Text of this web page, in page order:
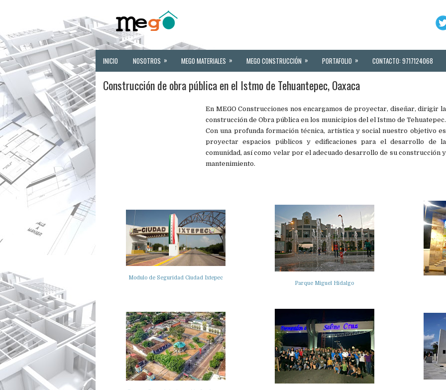
INICIO NOSOTROS » MEGO MATERIALES » MEGO CONSTRUCCIÓN » PORTAFOLIO » CONTACTO: 9717124068
Construcción de obra pública en el Istmo de Tehuantepec, Oaxaca
En MEGO Construcciones nos encargamos de proyectar, diseñar, dirigir la
construcción de Obra pública en los municipios del el Istmo de Tehuatepec.
Con una profunda formación técnica, artística y social nuestro objetivo es
proyectar espacios públicos y edificaciones para el desarrollo de la
comunidad, así como velar por el adecuado desarrollo de su construcción y
mantenimiento.
Modulo de Seguridad Ciudad Ixtepec
Parque Miguel Hidalgo